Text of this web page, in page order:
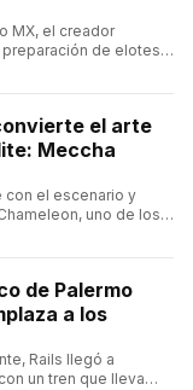
MX, el creador
de elotes y
el arte
Meccha
con el escenario y
uno de los
de Palermo
a los
Rails llegó a
un tren que lleva